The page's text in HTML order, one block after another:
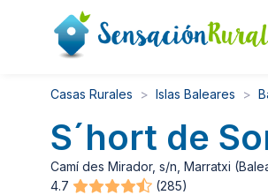
Casas Rurales Islas Baleares
S´hort de
Camí des Mirador, s/n, Marratxi
4.7
(285)